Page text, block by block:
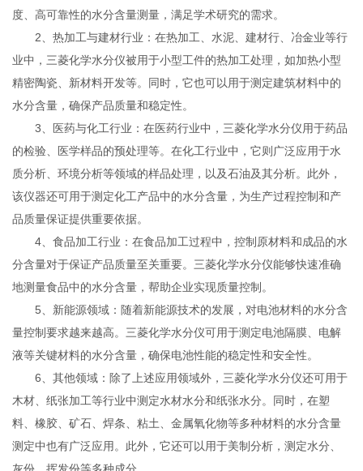
度、高可靠性的水分含量测量，满足学术研究的需求。
2、热加工与建材行业：在热加工、水泥、建材行、冶金业等行
业中，三菱化学水分仪被用于小型工件的热加工处理，如加热小型
精密陶瓷、新材料开发等。同时，它也可以用于测定建筑材料中的
水分含量，确保产品质量和稳定性。
3、医药与化工行业：在医药行业中，三菱化学水分仪用于药品
的检验、医学样品的预处理等。在化工行业中，它则广泛应用于水
质分析、环境分析等领域的样品处理，以及石油及其分析。此外，
该仪器还可用于测定化工产品中的水分含量，为生产过程控制和产
品质量保证提供重要依据。
4、食品加工行业：在食品加工过程中，控制原材料和成品的水
分含量对于保证产品质量至关重要。三菱化学水分仪能够快速准确
地测量食品中的水分含量，帮助企业实现质量控制。
5、新能源领域：随着新能源技术的发展，对电池材料的水分含
量控制要求越来越高。三菱化学水分仪可用于测定电池隔膜、电解
液等关键材料的水分含量，确保电池性能的稳定性和安全性。
6、其他领域：除了上述应用领域外，三菱化学水分仪还可用于
木材、纸张加工等行业中测定水材水分和纸张水分。同时，在塑
料、橡胶、矿石、焊条、粘土、金属氧化物等多种材料的水分含量
测定中也有广泛应用。此外，它还可以用于美制分析，测定水分、